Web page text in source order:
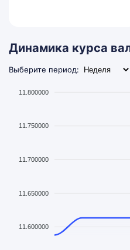
Динамика курса
Выберите период:
11.800000
11.750000
11.700000
11.650000
11.600000